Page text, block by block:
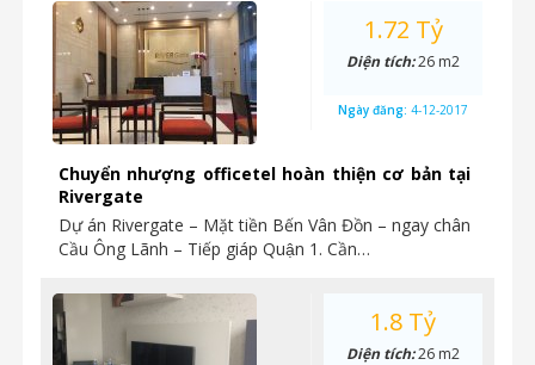
Chuyển nhượng officetel hoàn thiện cơ bản tại
Rivergate
Dự án Rivergate – Mặt tiền Bến Vân Đồn – ngay chân
Cầu Ông Lãnh – Tiếp giáp Quận 1. Cần…
1.72 Tỷ
Diện tích:26 m2
Ngày đăng: 4-12-2017
1.8 Tỷ
Diện tích:26 m2